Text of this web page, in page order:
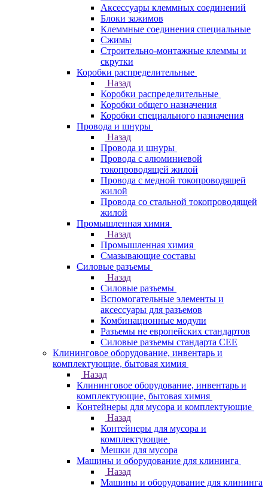
Аксессуары клеммных соединений
Блоки зажимов
Клеммные соединения специальные
Сжимы
Строительно-монтажные клеммы и
скрутки
Коробки распределительные
Назад
Коробки распределительные
Коробки общего назначения
Коробки специального назначения
Провода и шнуры
Назад
Провода и шнуры
Провода с алюминиевой
токопроводящей жилой
Провода с медной токопроводящей
жилой
Провода со стальной токопроводящей
жилой
Промышленная химия
Назад
Промышленная химия
Смазывающие составы
Силовые разъемы
Назад
Силовые разъемы
Вспомогательные элементы и
аксессуары для разъемов
Комбинационные модули
Разъемы не европейских стандартов
Силовые разъемы стандарта CEE
Клининговое оборудование, инвентарь и
комплектующие, бытовая химия
Назад
Клининговое оборудование, инвентарь и
комплектующие, бытовая химия
Контейнеры для мусора и комплектующие
Назад
Контейнеры для мусора и
комплектующие
Мешки для мусора
Машины и оборудование для клининга
Назад
Машины и оборудование для клининга